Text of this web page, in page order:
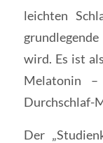
leichten
wird. Es ist
Melatonin
Durchschlaf-
Der